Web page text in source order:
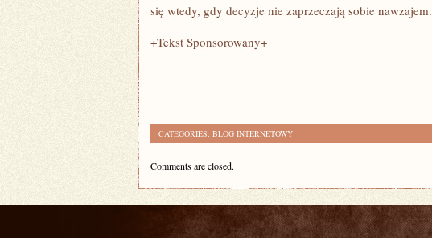
się wtedy, gdy decyzje nie zaprzeczają sobie nawzajem.
+Tekst Sponsorowany+
CATEGORIES: BLOG INTERNETOWY
Comments are closed.